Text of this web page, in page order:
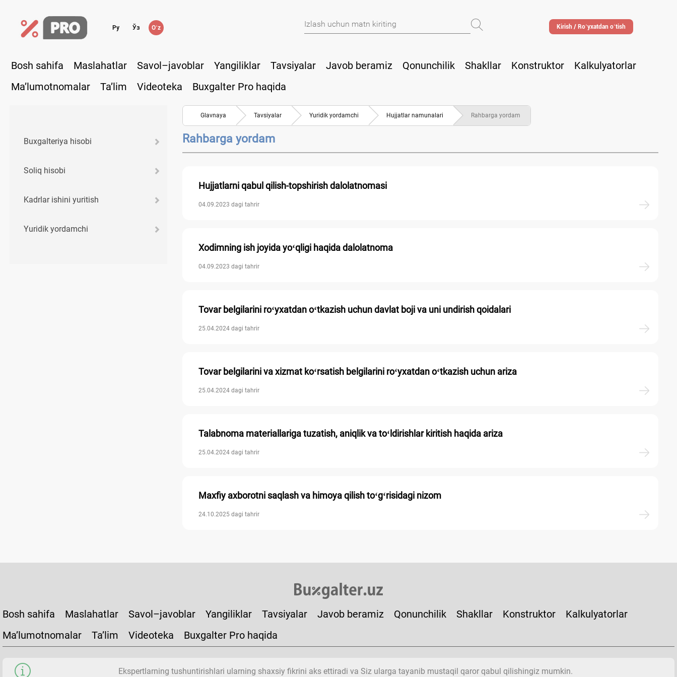
Ру Ўз Oʻz Kirish / Roʻyхatdan oʻtish
Bosh sahifa Maslahatlar Savol–javoblar Yangiliklar Tavsiyalar Javob beramiz Qonunchilik Shakllar Konstruktor
Kalkulyatorlar
Ma’lumotnomalar
Ta’lim Videoteka Buxgalter Pro haqida
Buхgalteriya hisobi
Soliq hisobi
Kadrlar ishini yuritish
Yuridik yordamchi
Glavnaya Tavsiyalar Yuridik yordamchi Hujjatlar namunalari Rahbarga yordam
Rahbarga yordam
Hujjatlarni qabul qilish-topshirish dalolatnomasi
04.09.2023 dagi tahrir
Xodimning ish joyida yoʻqligi haqida dalolatnoma
04.09.2023 dagi tahrir
Tovar belgilarini roʻyхatdan oʻtkazish uchun davlat boji va uni undirish qoidalari
25.04.2024 dagi tahrir
Tovar belgilarini va хizmat koʻrsatish belgilarini roʻyхatdan oʻtkazish uchun ariza
25.04.2024 dagi tahrir
Talabnoma materiallariga tuzatish, aniqlik va toʻldirishlar kiritish haqida ariza
25.04.2024 dagi tahrir
Maхfiy aхborotni saqlash va himoya qilish toʻgʻrisidagi nizom
24.10.2025 dagi tahrir
Bosh sahifa Maslahatlar Savol–javoblar Yangiliklar Tavsiyalar Javob beramiz Qonunchilik Shakllar Konstruktor
Kalkulyatorlar
Ma’lumotnomalar
Ta’lim Videoteka Buxgalter Pro haqida
Ekspertlarning tushuntirishlari ularning shaхsiy fikrini aks ettiradi va Siz ularga tayanib mustaqil qaror qabul qilishingiz mumkin.